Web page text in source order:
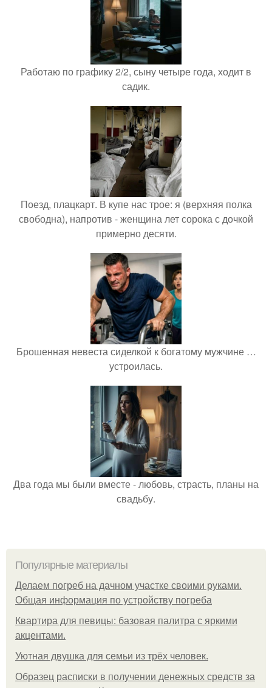
Работаю по графику 2/2, сыну четыре года, ходит в
садик.
Поезд, плацкарт. В купе нас трое: я (верхняя полка
свободна), напротив - женщина лет сорока с дочкой
примерно десяти.
Брошенная невеста сиделкой к богатому мужчине …
устроилась.
Два года мы были вместе - любовь, страсть, планы на
свадьбу.
Популярные материалы
Делаем погреб на дачном участке своими руками.
Общая информация по устройству погреба
Квартира для певицы: базовая палитра с яркими
акцентами.
Уютная двушка для семьи из трёх человек.
Образец расписки в получении денежных средств за